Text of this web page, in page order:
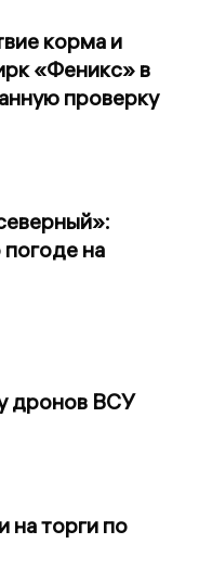
корма и
«Феникс» в
проверку
на
дронов ВСУ
на торги по